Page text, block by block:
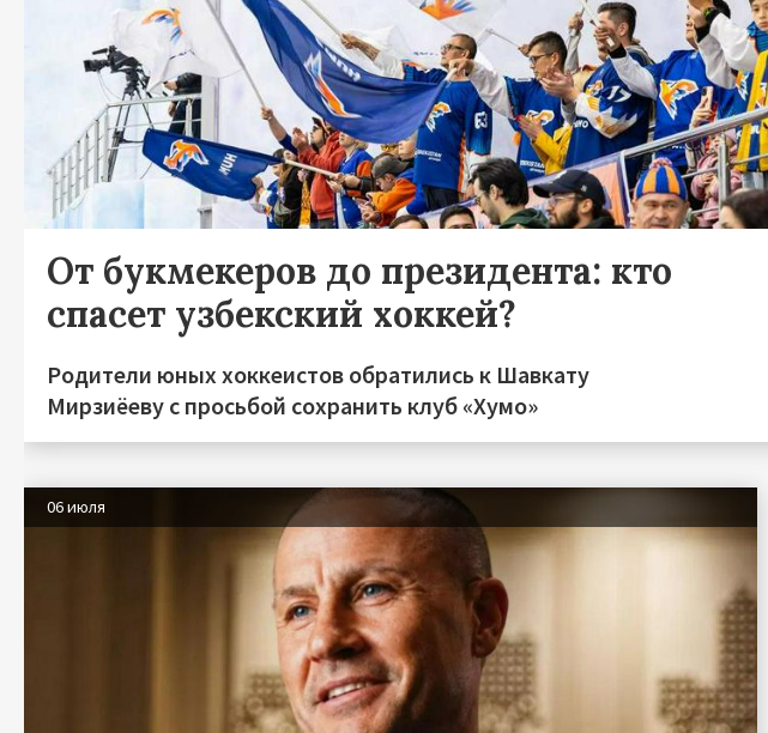
От букмекеров до президента: кто
спасет узбекский хоккей?
Родители юных хоккеистов обратились к Шавкату
Мирзиёеву с просьбой сохранить клуб «Хумо»
06 июля